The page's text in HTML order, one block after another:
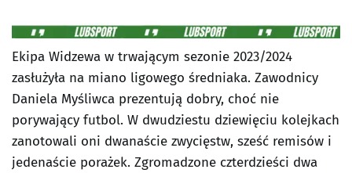
Ekipa Widzewa w trwającym sezonie 2023/2024
zasłużyła na miano ligowego średniaka. Zawodnicy
Daniela Myśliwca prezentują dobry, choć nie
porywający futbol. W dwudziestu dziewięciu kolejkach
zanotowali oni dwanaście zwycięstw, sześć remisów i
jedenaście porażek. Zgromadzone czterdzieści dwa